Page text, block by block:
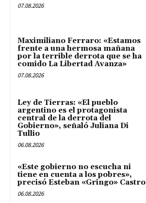
07.08.2026
Maximiliano Ferraro: «Estamos
frente a una hermosa mañana
por la terrible derrota que se ha
comido La Libertad Avanza»
07.08.2026
Ley de Tierras: «El pueblo
argentino es el protagonista
central de la derrota del
Gobierno», señaló Juliana Di
Tullio
06.08.2026
«Este gobierno no escucha ni
tiene en cuenta a los pobres»,
precisó Esteban «Gringo» Castro
06.08.2026